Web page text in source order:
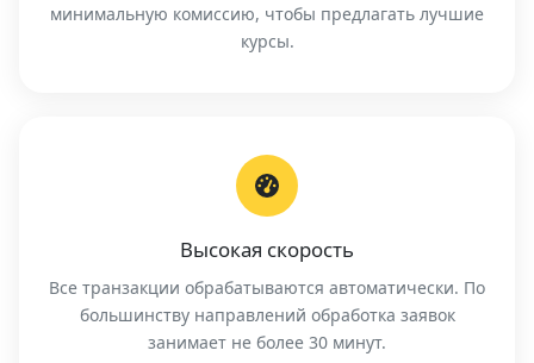
минимальную комиссию, чтобы предлагать лучшие
курсы.
Высокая скорость
Все транзакции обрабатываются автоматически. По
большинству направлений обработка заявок
занимает не более 30 минут.